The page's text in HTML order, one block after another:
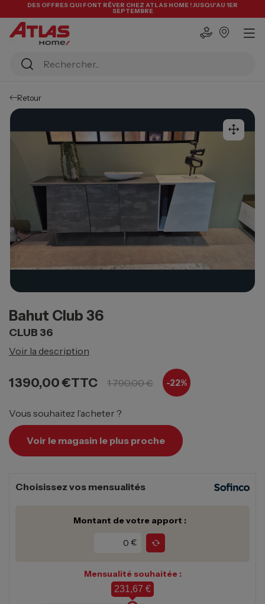
DES OFFRES QUI FONT RÊVER CHEZ ATLAS HOME ! JUSQU'AU 1ER
SEPTEMBRE
Retour
Bahut Club 36
CLUB 36
Voir la description
1 390,00 €TTC 1 790,00 € -22%
Vous souhaitez l’acheter ?
Voir le magasin le plus proche
Choisissez vos mensualités
Montant de votre apport :
€
Mensualité souhaitée :
231,67 €